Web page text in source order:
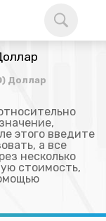
Доллар
этого введите
а все
несколько
стоимость,